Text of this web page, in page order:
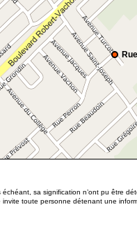
sa signification n’ont pu être
invite toute personne détenant une